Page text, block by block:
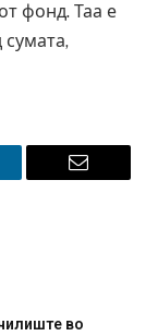
фонд. Таа е
Email
во